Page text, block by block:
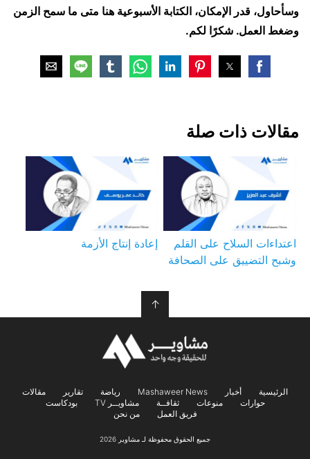
وسأحاول، قدر الإمكان، الكتابة الأسبوعية هنا متى ما سمح الزمن
وضغط العمل. شكرًا لكم.
مقالات ذات صلة
اعتداءات السلاح على القلم
وشبح التضييق على الصحافة
إعادة إنتاج الأزمة
↑
الرئيسية أخبار Mashaweer News رياضة تقارير
مقالات
حوارات
منوعات ثقافــة مشاويــر TV
بودكاست
فريق العمل
من نحن
جميع الحقوق محفوظة لـ مشاوير 2026